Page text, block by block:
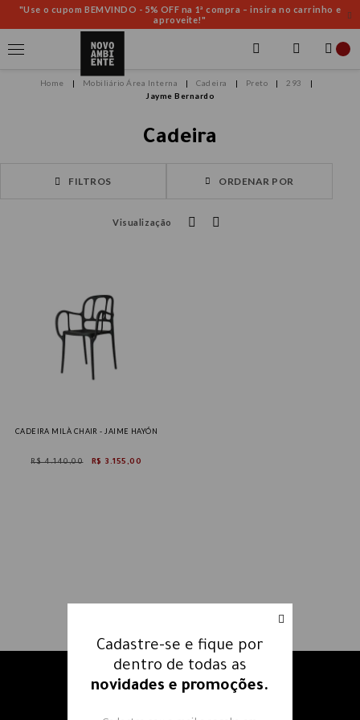
"Use o cupom BEMVINDO - 5% OFF na 1ª compra – insira no carrinho e
aproveite!"
Mobiliário Área Interna Cadeira Preto
293
Jayme Bernardo
Cadeira
FILTROS ORDENAR POR
Visualização
CADEIRA MILÀ CHAIR - JAIME HAYÓN
R$ 4.140,00 R$ 3.155,00
Receba nossos e-mails e fique
Cadastre-se e fique por
dentro de todas as
novidades e promoções.